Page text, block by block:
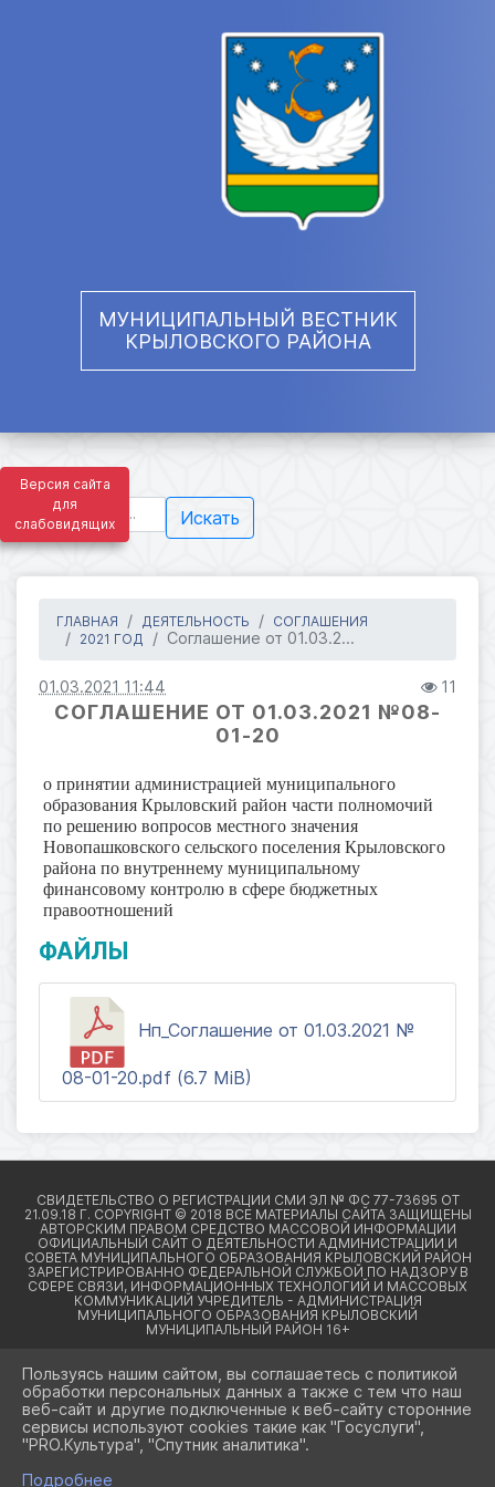
Версия сайта
для
слабовидящих
МУНИЦИПАЛЬНЫЙ ВЕСТНИК
КРЫЛОВСКОГО РАЙОНА
Искать
ГЛАВНАЯ ДЕЯТЕЛЬНОСТЬ
СОГЛАШЕНИЯ
2021 ГОД
Соглашение от 01.03.2...
01.03.2021 11:44 11
СОГЛАШЕНИЕ ОТ 01.03.2021 №08-
01-20
о принятии администрацией муниципального
образования Крыловский район части полномочий
по решению вопросов местного значения
Новопашковского сельского поселения Крыловского
района по внутреннему муниципальному
финансовому контролю в сфере бюджетных
правоотношений
ФАЙЛЫ
Нп_Соглашение от 01.03.2021 №
08-01-20.pdf (6.7 MiB)
2026 Г. КРЫЛОВСКИЙРАЙОН23.РФ
ВХОД
КАРТА САЙТА
ПОЛИТИКА ОБРАБОТКИ ПЕРСОНАЛЬНЫХ ДАННЫХ
Пользуясь нашим сайтом, вы соглашаетесь с политикой
обработки персональных данных а также с тем что наш
веб-сайт и другие подключенные к веб-сайту сторонние
сервисы используют cookies такие как "Госуслуги",
"PRO.Культура", "Спутник аналитика".
Подробнее